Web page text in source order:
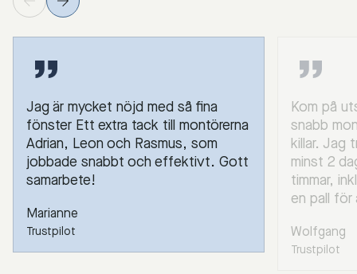
Jag är mycket nöjd med så fina
fönster Ett extra tack till montörerna
Adrian, Leon och Rasmus, som
jobbade snabbt och effektivt. Gott
samarbete!
Marianne
Trustpilot
Kom på
snabb
killar. Jag
minst 2
timmar,
en pall
Wolfgang
Trustpilot